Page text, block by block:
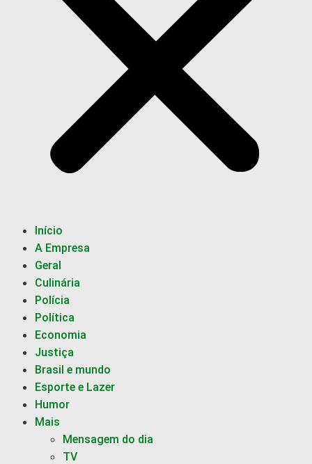
Início
A Empresa
Geral
Culinária
Polícia
Política
Economia
Justiça
Brasil e mundo
Esporte e Lazer
Humor
Mais
Mensagem do dia
TV